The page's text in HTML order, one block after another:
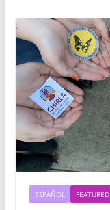
ESPAÑOL FEATURED